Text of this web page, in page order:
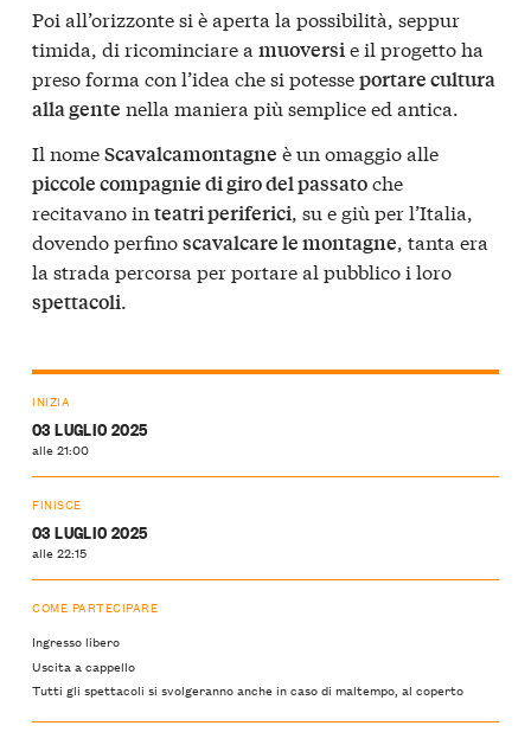
Poi all’orizzonte si è aperta la possibilità, seppur
timida, di ricominciare a muoversie il progetto ha
preso forma con l’idea che si potesseportare cultura
alla gente nella maniera più semplice ed antica.
Il nomeScavalcamontagne è un omaggio alle
piccole compagnie di giro del passatoche
recitavano in teatri periferici, su e giù per l’Italia,
dovendo perfinoscavalcare le montagne, tanta era
la strada percorsa per portare al pubblico i loro
spettacoli.
INIZIA
03 LUGLIO 2025
alle 21:00
FINISCE
03 LUGLIO 2025
alle 22:15
COME PARTECIPARE
Ingresso libero
Uscita a cappello
Tutti gli spettacoli si svolgeranno anche in caso di maltempo, al coperto